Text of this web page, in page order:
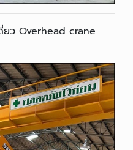
ยว Overhead crane